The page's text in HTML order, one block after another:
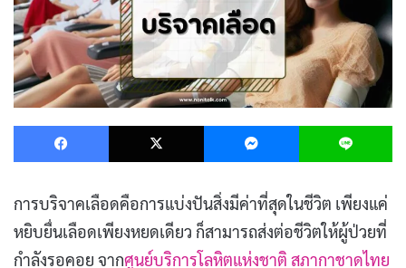
Facebook X Messenger
การบริจาคเลือดคือการแบ่งปันสิ่งมีค่าที่สุดในชีวิต เพียงแค่
หยิบยื่นเลือดเพียงหยดเดียว ก็สามารถส่งต่อชีวิตให้ผู้ป่วยที่
กำลังรอคอย จากศูนย์บริการโลหิตแห่งชาติ สภากาชาดไทย